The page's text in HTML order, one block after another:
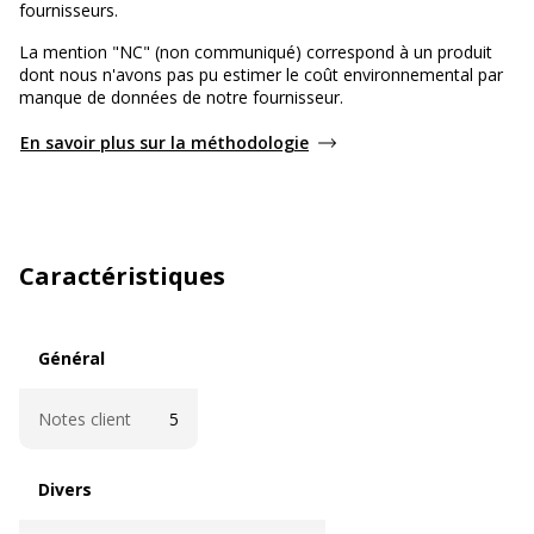
fournisseurs.
La mention "NC" (non communiqué) correspond à un produit
dont nous n'avons pas pu estimer le coût environnemental par
manque de données de notre fournisseur.
En savoir plus sur la méthodologie
Caractéristiques
Général
Notes client 5
Divers